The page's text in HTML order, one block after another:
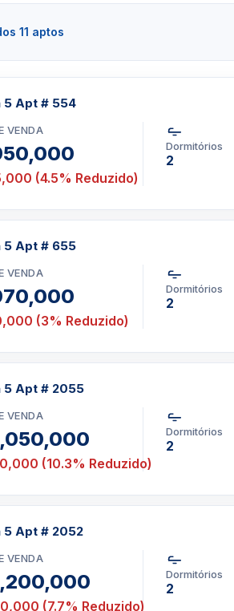
do mercado de condomínios de Miami
em Sunny Isles. E quem poderia culpá-
incríveis do seu terraço. Portanto, quer
alugando, o mercado de condomínios de
as suas necessidades de moradia e
Comuns
da comunidade da Oceania, que possui
spa, academia de última geração e centro
áreas de spa para ele e para ela
24 horas com serviço de concierge,
com sistema de rede wireless, salão de
Bar-B-Q perfeita para entreter seus
para permitir maximizar a vista
horizonte de Miami. Com janelas do chão
na beleza que é a cidade em que
há de melhor em acabamento e materiais,
eletrodomésticos de aço
de design completam uma cozinha
são amplos com armários espaçosos.
vidro e mármore e acessórios de design
um adoraria chamar de lar.
11 aptos
5 Apt # 554
VENDA
(4.5% Reduzido)
Dormitórios
2
5 Apt # 655
VENDA
(3% Reduzido)
Dormitórios
2
5 Apt # 2055
VENDA
(10.3% Reduzido)
Dormitórios
2
5 Apt # 2052
VENDA
(7.7% Reduzido)
Dormitórios
2